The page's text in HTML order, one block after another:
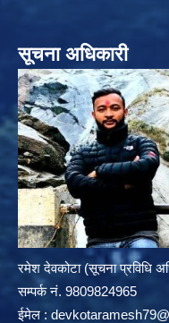
सूचना अधिकारी
रमेश देवकोटा (सूचना प्रविधि
सम्पर्क न‌ं. 9809824965
ईमेल :